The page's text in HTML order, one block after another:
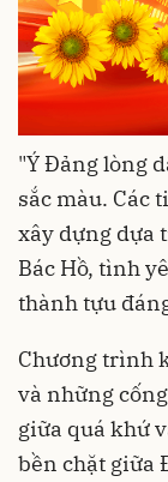
"Ý Đảng lòng
sắc màu. Các
xây dựng dựa
Bác Hồ, tình
thành tựu
Chương trình
và những
giữa quá khứ
bền chặt giữa